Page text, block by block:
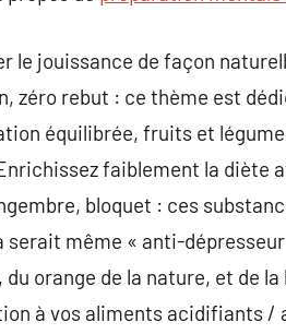
le jouissance de façon
zéro rebut : ce thème est
équilibrée, fruits et
faiblement la diète
bloquet : ces
serait même « anti-dépresseur
du orange de la nature, et de
à vos aliments acidifiants /